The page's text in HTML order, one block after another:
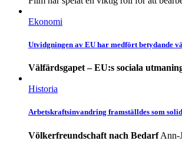
Ekonomi
Utvidgningen av EU har medfört betydande
Välfärdsgapet – EU:s sociala
Historia
Arbetskraftsinvandring framställdes som
Völkerfreundschaft nach Bedarf Ann-